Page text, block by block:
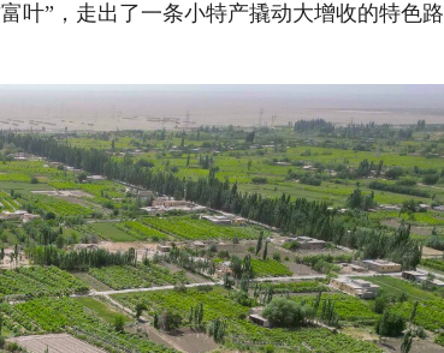
叶”，走出了一条小特产撬动大增收的特色路